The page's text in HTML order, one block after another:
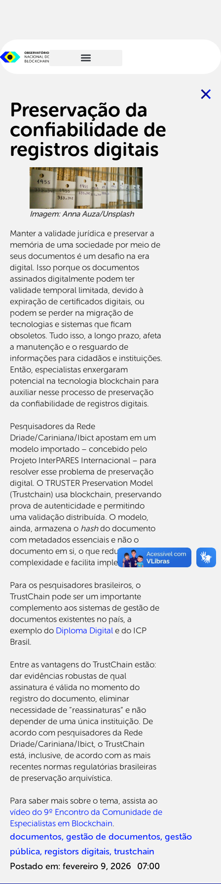
Preservação da
confiabilidade de
registros digitais
Imagem: Anna Auza/Unsplash
Manter a validade jurídica e preservar a
memória de uma sociedade por meio de
seus documentos é um desafio na era
digital. Isso porque os documentos
assinados digitalmente podem ter
validade temporal limitada, devido à
expiração de certificados digitais, ou
podem se perder na migração de
tecnologias e sistemas que ficam
obsoletos. Tudo isso, a longo prazo, afeta
a manutenção e o resguardo de
informações para cidadãos e instituições.
Então, especialistas enxergaram
potencial na tecnologia blockchain para
auxiliar nesse processo de preservação
da confiabilidade de registros digitais.
Pesquisadores da Rede
Driade/Cariniana/Ibict apostam em um
modelo importado – concebido pelo
Projeto InterPARES Internacional – para
resolver esse problema de preservação
digital. O TRUSTER Preservation Model
(Trustchain) usa blockchain, preservando
prova de autenticidade e permitindo
uma validação distribuída. O modelo,
ainda, armazena o hashdo documento
com metadados essenciais e não o
documento em si, o que reduz a
complexidade e facilita implementação.
Para os pesquisadores brasileiros, o
TrustChain pode ser um importante
complemento aos sistemas de gestão de
documentos existentes no país, a
exemplo do Diploma Digital e do ICP
Brasil.
Entre as vantagens do TrustChain estão:
dar evidências robustas de qual
assinatura é válida no momento do
registro do documento, eliminar
necessidade de “reassinaturas” e não
depender de uma única instituição. De
acordo com pesquisadores da Rede
Driade/Cariniana/Ibict, o TrustChain
está, inclusive, de acordo com as mais
recentes normas regulatórias brasileiras
de preservação arquivística.
Para saber mais sobre o tema, assista ao
vídeo do 9º Encontro da Comunidade de
Especialistas em Blockchain.
documentos, gestão de documentos, gestão
pública, registors digitais, trustchain
Postado em: fevereiro 9, 2026 07:00